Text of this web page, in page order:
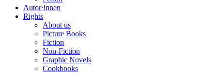
Autor·innen
Rights
About us
Picture Books
Fiction
Non-Fiction
Graphic Novels
Cookbooks